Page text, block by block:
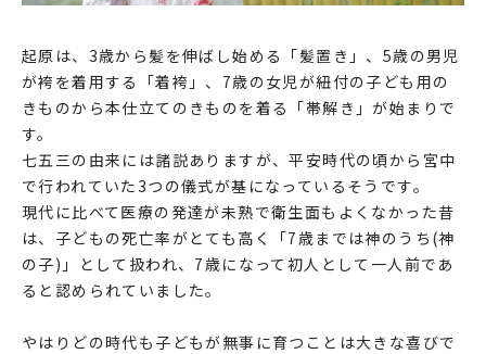
起原は、3歳から髪を伸ばし始める「髪置き」、5歳の男児
が袴を着用する「着袴」、7歳の女児が紐付の子ども用の
きものから本仕立てのきものを着る「帯解き」が始まりで
す。
七五三の由来には諸説ありますが、平安時代の頃から宮中
で行われていた3つの儀式が基になっているそうです。
現代に比べて医療の発達が未熟で衛生面もよくなかった昔
は、子どもの死亡率がとても高く「7歳までは神のうち(神
の子)」として扱われ、7歳になって初人として一人前であ
ると認められていました。
やはりどの時代も子どもが無事に育つことは大きな喜びで